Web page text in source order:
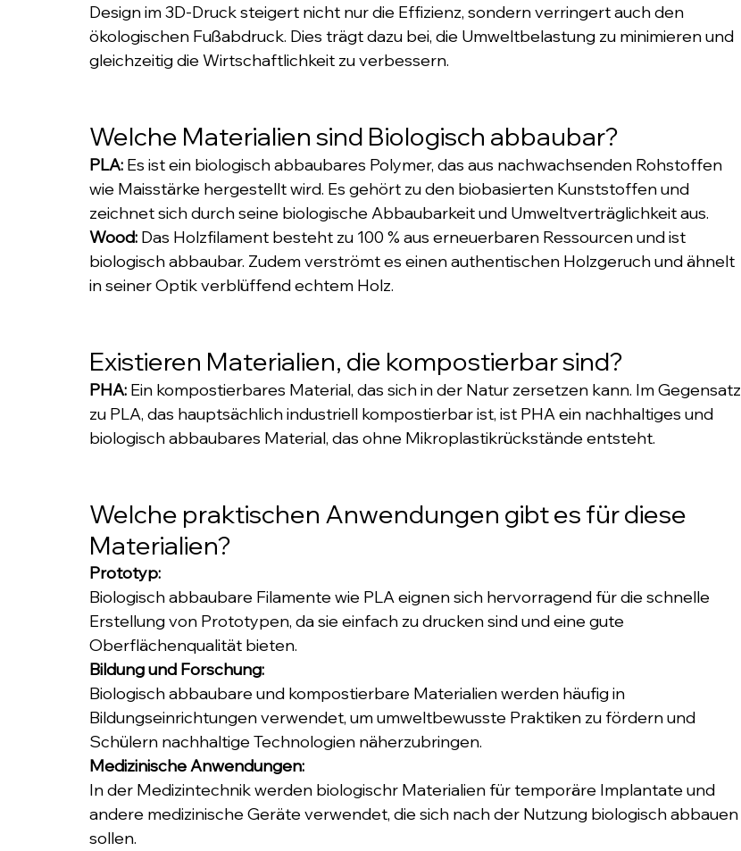
Design im 3D-Druck steigert nicht nur die Effizienz, sondern verringert auch den
ökologischen Fußabdruck. Dies trägt dazu bei, die Umweltbelastung zu minimieren und
gleichzeitig die Wirtschaftlichkeit zu verbessern.
Welche Materialien sind Biologisch abbaubar?
PLA: Es ist ein biologisch abbaubares Polymer, das aus nachwachsenden Rohstoffen
wie Maisstärke hergestellt wird. Es gehört zu den biobasierten Kunststoffen und
zeichnet sich durch seine biologische Abbaubarkeit und Umweltverträglichkeit aus.
Wood: Das Holzfilament besteht zu 100 % aus erneuerbaren Ressourcen und ist
biologisch abbaubar. Zudem verströmt es einen authentischen Holzgeruch und ähnelt
in seiner Optik verblüffend echtem Holz.
Existieren Materialien, die kompostierbar sind?
PHA: Ein kompostierbares Material, das sich in der Natur zersetzen kann. Im Gegensatz
zu PLA, das hauptsächlich industriell kompostierbar ist, ist PHA ein nachhaltiges und
biologisch abbaubares Material, das ohne Mikroplastikrückstände entsteht.
Welche praktischen Anwendungen gibt es für diese
Materialien?
Prototyp:
Biologisch abbaubare Filamente wie PLA eignen sich hervorragend für die schnelle
Erstellung von Prototypen, da sie einfach zu drucken sind und eine gute
Oberflächenqualität bieten.
Bildung und Forschung:
Biologisch abbaubare und kompostierbare Materialien werden häufig in
Bildungseinrichtungen verwendet, um umweltbewusste Praktiken zu fördern und
Schülern nachhaltige Technologien näherzubringen.
Medizinische Anwendungen:
In der Medizintechnik werden biologischr Materialien für temporäre Implantate und
andere medizinische Geräte verwendet, die sich nach der Nutzung biologisch abbauen
sollen.